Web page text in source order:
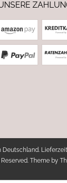
Theme by